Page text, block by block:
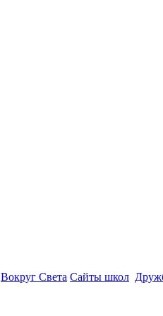
Вокруг Света Сайты школ